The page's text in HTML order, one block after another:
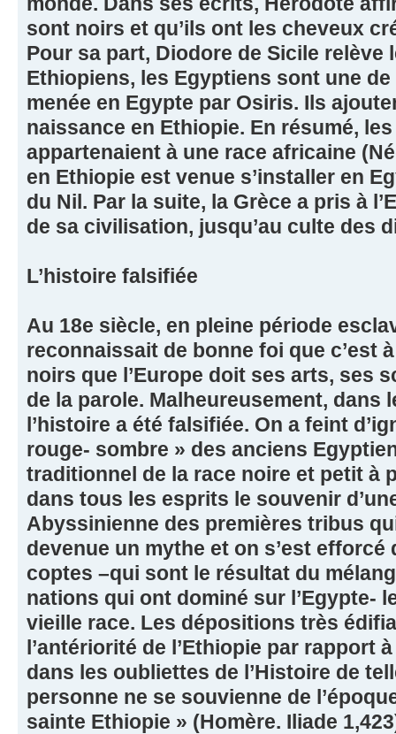
sont noirs et qu’ils ont les cheveux
Pour sa part, Diodore de Sicile relève
Ethiopiens, les Egyptiens sont une
menée en Egypte par Osiris. Ils
naissance en Ethiopie. En résumé,
appartenaient à une race africaine
en Ethiopie est venue s’installer en
du Nil. Par la suite, la Grèce a pris à
de sa civilisation, jusqu’au culte des
L’histoire falsifiée
Au 18e siècle, en pleine période
reconnaissait de bonne foi que c’est
noirs que l’Europe doit ses arts, ses
de la parole. Malheureusement, dans
l’histoire a été falsifiée. On a feint
rouge- sombre » des anciens
traditionnel de la race noire et petit à
dans tous les esprits le souvenir
Abyssinienne des premières tribus
devenue un mythe et on s’est
coptes –qui sont le résultat du
nations qui ont dominé sur l’Egypte-
vieille race. Les dépositions très
l’antériorité de l’Ethiopie par rapport
dans les oubliettes de l’Histoire de
personne ne se souvienne de
sainte Ethiopie » (Homère. Iliade